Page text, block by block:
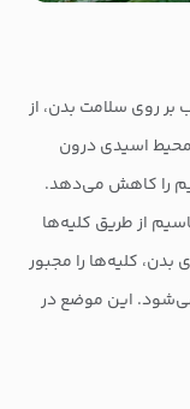
بر روی سلامت بدن، از
محیط اسیدی درون
را کاهش می‌دهد.
از طریق کلیه‌ها
کلیه‌ها را مجبور
می‌شود. این موضع در